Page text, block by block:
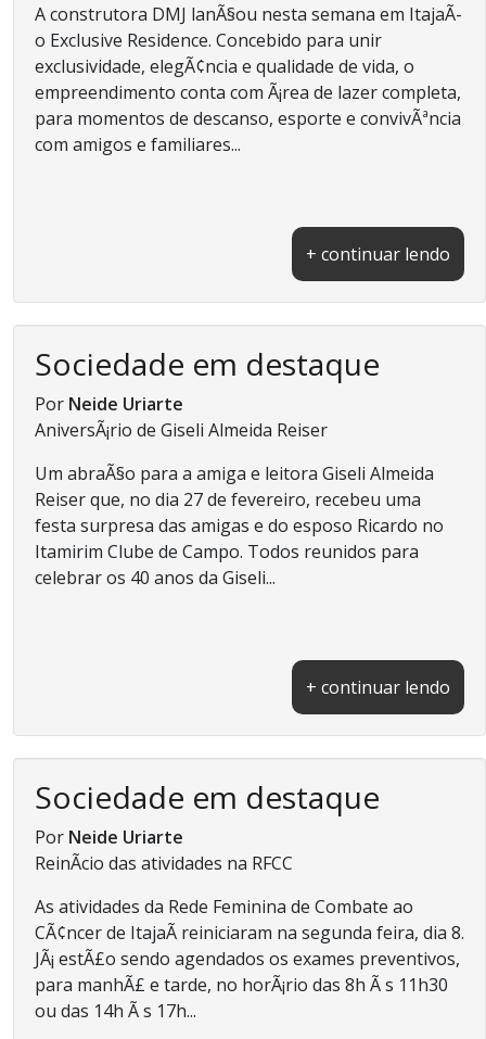
A construtora DMJ lanÃ§ou nesta semana em ItajaÃ­
o Exclusive Residence. Concebido para unir
exclusividade, elegÃ¢ncia e qualidade de vida, o
empreendimento conta com Ã¡rea de lazer completa,
para momentos de descanso, esporte e convivÃªncia
com amigos e familiares...
+ continuar lendo
Sociedade em destaque
Por Neide Uriarte
AniversÃ¡rio de Giseli Almeida Reiser
Um abraÃ§o para a amiga e leitora Giseli Almeida
Reiser que, no dia 27 de fevereiro, recebeu uma
festa surpresa das amigas e do esposo Ricardo no
Itamirim Clube de Campo. Todos reunidos para
celebrar os 40 anos da Giseli...
+ continuar lendo
Sociedade em destaque
Por Neide Uriarte
ReinÃ­cio das atividades na RFCC
As atividades da Rede Feminina de Combate ao
CÃ¢ncer de ItajaÃ­ reiniciaram na segunda feira, dia 8.
JÃ¡ estÃ£o sendo agendados os exames preventivos,
para manhÃ£ e tarde, no horÃ¡rio das 8h Ã s 11h30
ou das 14h Ã s 17h...